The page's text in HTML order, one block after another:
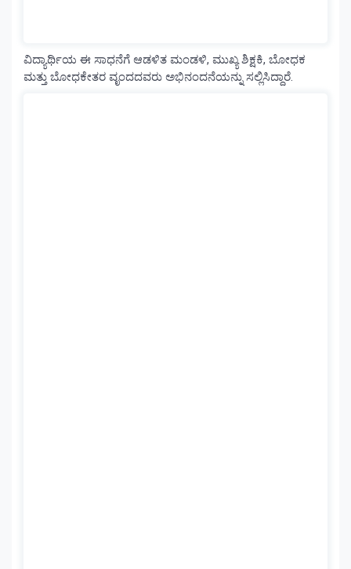
ವಿದ್ಯಾರ್ಥಿಯ ಈ ಸಾಧನೆಗೆ ಆಡಳಿತ ಮಂಡಳಿ, ಮುಖ್ಯ ಶಿಕ್ಷಕಿ, ಬೋಧಕ
ಮತ್ತು ಬೋಧಕೇತರ ವೃಂದದವರು ಅಭಿನಂದನೆಯನ್ನು ಸಲ್ಲಿಸಿದ್ದಾರೆ.